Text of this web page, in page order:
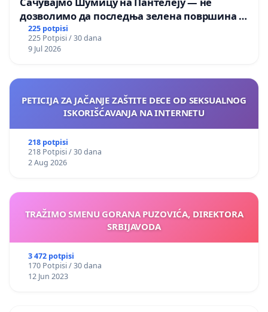
дозволимо да последња зелена површина у
Мавровској постане депонија
225 potpisi
225 Potpisi / 30 dana
9 Jul 2026
PETICIJA ZA JAČANJE ZAŠTITE DECE OD SEKSUALNOG
ISKORIŠĆAVANJA NA INTERNETU
218 potpisi
218 Potpisi / 30 dana
2 Aug 2026
TRAŽIMO SMENU GORANA PUZOVIĆA, DIREKTORA
SRBIJAVODA
3 472 potpisi
170 Potpisi / 30 dana
12 Jun 2023